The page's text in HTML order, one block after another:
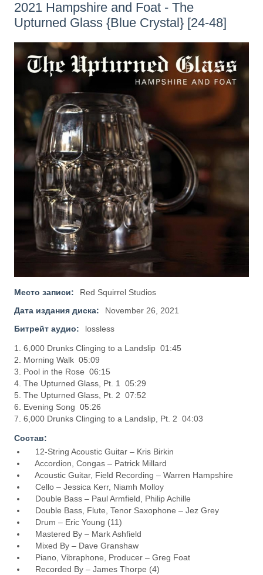
2021 Hampshire and Foat - The
Upturned Glass {Blue Crystal} [24-48]
Место записи:
Red Squirrel Studios
Дата издания диска:
November 26, 2021
Битрейт аудио:
lossless
1. 6,000 Drunks Clinging to a Landslip 01:45
2. Morning Walk 05:09
3. Pool in the Rose 06:15
4. The Upturned Glass, Pt. 1 05:29
5. The Upturned Glass, Pt. 2 07:52
6. Evening Song 05:26
7. 6,000 Drunks Clinging to a Landslip, Pt. 2 04:03
Состав:
12-String Acoustic Guitar – Kris Birkin
Accordion, Congas – Patrick Millard
Acoustic Guitar, Field Recording – Warren Hampshire
Cello – Jessica Kerr, Niamh Molloy
Double Bass – Paul Armfield, Philip Achille
Double Bass, Flute, Tenor Saxophone – Jez Grey
Drum – Eric Young (11)
Mastered By – Mark Ashfield
Mixed By – Dave Granshaw
Piano, Vibraphone, Producer – Greg Foat
Recorded By – James Thorpe (4)